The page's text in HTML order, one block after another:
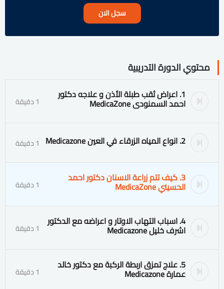
سجل الان
محتوي الدورة التدريبية
1. اعراض ثقب طبلة الأذن و علاجه دكتور
احمد السمنودى MedicaZone 1 دقيقة
2. انواع المياه الزرقاء في العين Medicazone 1 دقيقة
3. كيف تتم زراعة الاسنان دكتور احمد
الحسيني MedicaZone 1 دقيقة
4. اسباب التهاب الاوتار و اعراضه مع الدكتور
اشرف خليل Medicazone 1 دقيقة
5. علاج تمزق اربطة الركبة مع دكتور خالد
عمارة Medicazone 1 دقيقة